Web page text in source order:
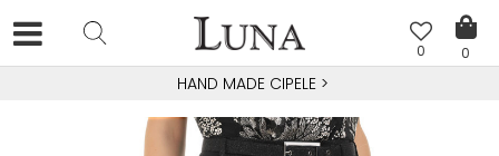
0
0
HAND MADE CIPELE >